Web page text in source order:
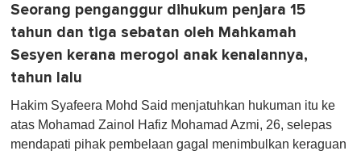
Seorang penganggur dihukum penjara 15
tahun dan tiga sebatan oleh Mahkamah
Sesyen kerana merogol anak kenalannya,
tahun lalu
Hakim Syafeera Mohd Said menjatuhkan hukuman itu ke
atas Mohamad Zainol Hafiz Mohamad Azmi, 26, selepas
mendapati pihak pembelaan gagal menimbulkan keraguan